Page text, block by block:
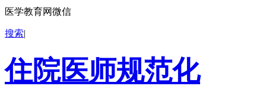
医学教育网微信
搜索|
住院医师规范化